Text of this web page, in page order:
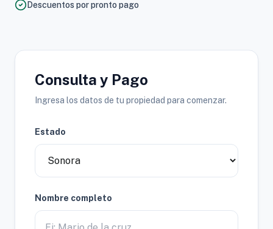
Descuentos por pronto pago
Consulta y Pago
Ingresa los datos de tu propiedad para comenzar.
Estado
Nombre completo